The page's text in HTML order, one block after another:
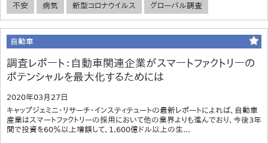
不安 病気 新型コロナウイルス グローバル調査
自動車
調査レポート：自動車関連企業がスマートファクトリーの
ポテンシャルを最大化するためには
2020年03月27日
キャップジェミニ・リサーチ・インスティテュートの最新レポートによれば、自動車
産業はスマートファクトリーの採用において他の業界よりも進んでおり、今後3年
間で投資を60％以上増額して、1,600億ドル以上の生...